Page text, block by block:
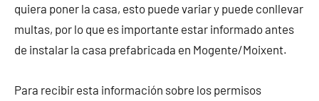
quiera poner la casa, esto puede variar y puede conllevar
multas, por lo que es importante estar informado antes
de instalar la casa prefabricada en Mogente/Moixent.
Para recibir esta información sobre los permisos